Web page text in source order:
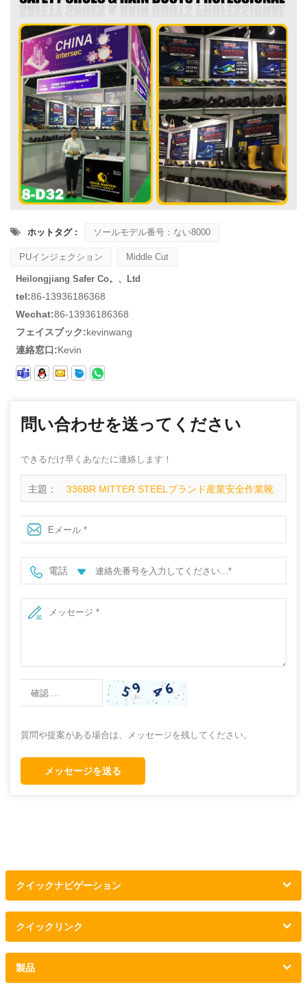
ホットタグ : ソールモデル番号：ない8000
PUインジェクション Middle Cut
Heilongjiang Safer Co。、Ltd
tel:86-13936186368
Wechat:86-13936186368
フェイスブック:kevinwang
連絡窓口:Kevin
問い合わせを送ってください
できるだけ早くあなたに連絡します！
主題： 336BR MITTER STEELブランド産業安全作業靴
スチールトゥキャップ
電話
質問や提案がある場合は、メッセージを残してください。
メッセージを送る
クイックナビゲーション
クイックリンク
製品